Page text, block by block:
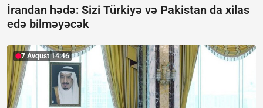
İrandan hədə: Sizi Türkiyə və Pakistan da xilas
edə bilməyəcək
7 Avqust 14:46